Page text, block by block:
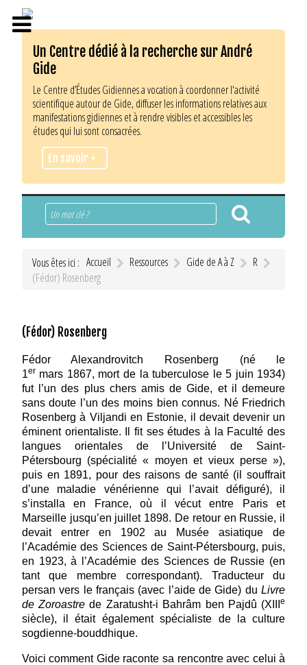
Un Centre dédié à la recherche sur André
Gide
Le Centre d’Études Gidiennes a vocation à coordonner l'activité
scientifique autour de Gide, diffuser les informations relatives aux
manifestations gidiennes et à rendre visibles et accessibles les
études qui lui sont consacrées.
En savoir +
Rechercher
Vous êtes ici : Accueil Ressources Gide de A à Z
R
(Fédor) Rosenberg
(Fédor) Rosenberg
Fédor Alexandrovitch Rosenberg (né le
1er mars 1867, mort de la tuberculose le 5 juin 1934)
fut l’un des plus chers amis de Gide, et il demeure
sans doute l’un des moins bien connus. Né Friedrich
Rosenberg à Viljandi en Estonie, il devait devenir un
éminent orientaliste. Il fit ses études à la Faculté des
langues orientales de l’Université de Saint-
Pétersbourg (spécialité « moyen et vieux perse »),
puis en 1891, pour des raisons de santé (il souffrait
d’une maladie vénérienne qui l’avait défiguré), il
s’installa en France, où il vécut entre Paris et
Marseille jusqu’en juillet 1898. De retour en Russie, il
devait entrer en 1902 au Musée asiatique de
l’Académie des Sciences de Saint-Pétersbourg, puis,
en 1923, à l’Académie des Sciences de Russie (en
tant que membre correspondant). Traducteur du
persan vers le français (avec l’aide de Gide) duLivre
de Zoroastre de Zaratusht-i Bahrâm ben Pajdû (XIIIe
siècle), il était également spécialiste de la culture
sogdienne-bouddhique.
Voici comment Gide raconte sa rencontre avec celui à